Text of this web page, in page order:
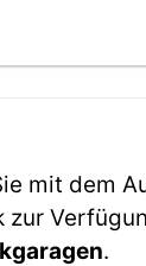
mit dem
zur
.